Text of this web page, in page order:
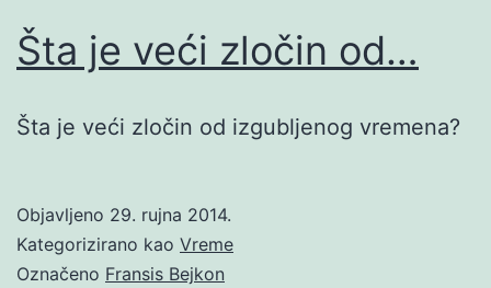
Šta je veći zločin od…
Šta je veći zločin od izgubljenog vremena?
Objavljeno 29. rujna 2014.
Kategorizirano kao Vreme
Označeno Fransis Bejkon